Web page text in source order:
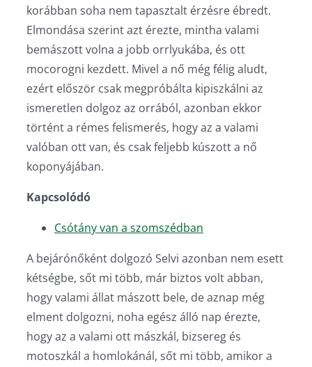
korábban soha nem tapasztalt érzésre ébredt.
Elmondása szerint azt érezte, mintha valami
bemászott volna a jobb orrlyukába, és ott
mocorogni kezdett. Mivel a nő még félig aludt,
ezért először csak megpróbálta kipiszkálni az
ismeretlen dolgoz az orrából, azonban ekkor
történt a rémes felismerés, hogy az a valami
valóban ott van, és csak feljebb kúszott a nő
koponyájában.
Kapcsolódó
Csótány van a szomszédban
A bejárónőként dolgozó Selvi azonban nem esett
kétségbe, sőt mi több, már biztos volt abban,
hogy valami állat mászott bele, de aznap még
elment dolgozni, noha egész álló nap érezte,
hogy az a valami ott mászkál, bizsereg és
motoszkál a homlokánál, sőt mi több, amikor a